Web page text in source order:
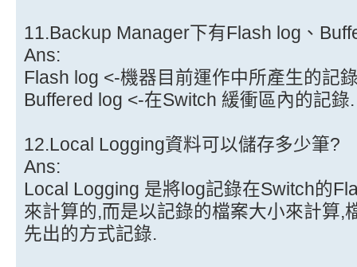
11.Backup Manager下有Flash log、
Ans:
Flash log <-機器目前運作中所產生的記
Buffered log <-在Switch 緩衝區內的記錄.
12.Local Logging資料可以儲存多少筆?
Ans:
Local Logging 是將log記錄在Switch的
來計算的,而是以記錄的檔案大小來計算,
先出的方式記錄.